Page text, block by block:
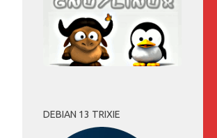
DEBIAN 13 TRIXIE